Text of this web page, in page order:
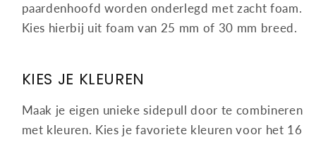
paardenhoofd worden onderlegd met zacht foam.
Kies hierbij uit foam van 25 mm of 30 mm breed.
KIES JE KLEUREN
Maak je eigen unieke sidepull door te combineren
met kleuren. Kies je favoriete kleuren voor het 16